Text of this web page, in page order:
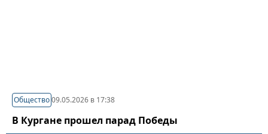
Общество09.05.2026 в 17:38
В Кургане прошел парад Победы